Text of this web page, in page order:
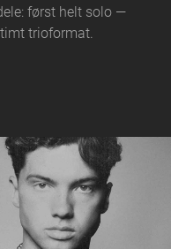
først helt solo —
trioformat.